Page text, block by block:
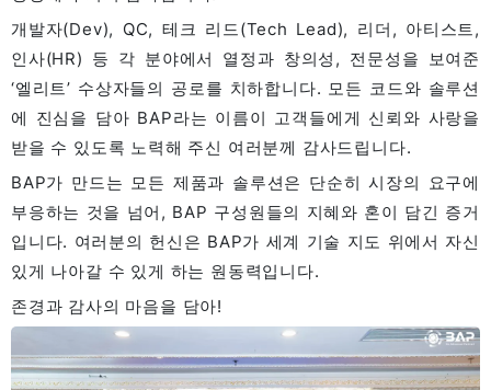
개발자(Dev), QC, 테크 리드(Tech Lead), 리더, 아티스트,
인사(HR) 등 각 분야에서 열정과 창의성, 전문성을 보여준
‘엘리트’ 수상자들의 공로를 치하합니다. 모든 코드와 솔루션
에 진심을 담아 BAP라는 이름이 고객들에게 신뢰와 사랑을
받을 수 있도록 노력해 주신 여러분께 감사드립니다.
BAP가 만드는 모든 제품과 솔루션은 단순히 시장의 요구에
부응하는 것을 넘어, BAP 구성원들의 지혜와 혼이 담긴 증거
입니다. 여러분의 헌신은 BAP가 세계 기술 지도 위에서 자신
있게 나아갈 수 있게 하는 원동력입니다.
존경과 감사의 마음을 담아!